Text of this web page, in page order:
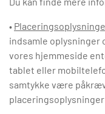
•
indsamle oplysninger
vores hjemmeside
tablet eller
samtykke være